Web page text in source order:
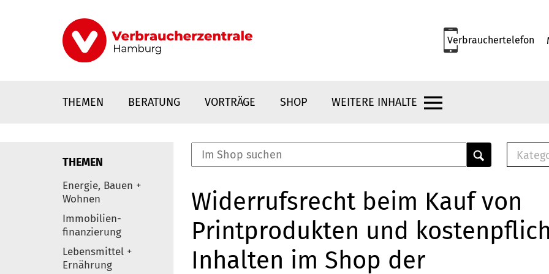
Verbrauchertelefon
THEMEN BERATUNG VORTRÄGE SHOP WEITERE INHALTE
Elemente
THEMEN
Energie, Bauen +
Wohnen
Immobilien-
finanzierung
Lebensmittel +
Ernährung
Widerrufsrecht beim Kauf von
Printprodukten und
Inhalten im Shop der